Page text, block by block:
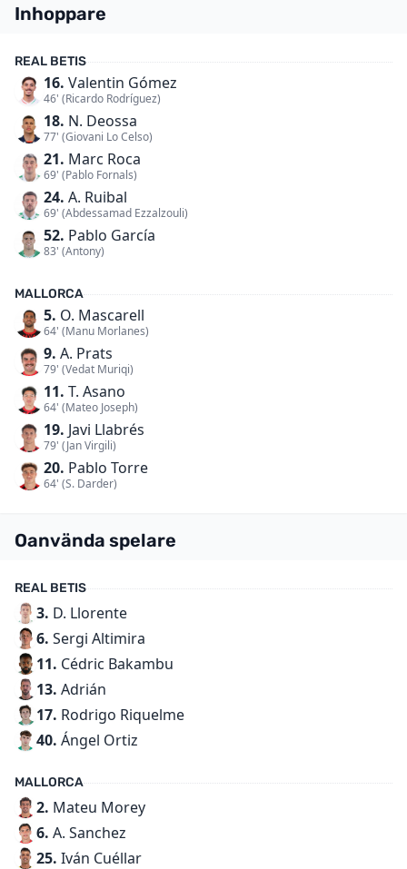
Inhoppare
REAL BETIS
16. Valentin Gómez
46' (Ricardo Rodríguez)
18. N. Deossa
77' (Giovani Lo Celso)
21. Marc Roca
69' (Pablo Fornals)
24. A. Ruibal
69' (Abdessamad Ezzalzouli)
52. Pablo García
83' (Antony)
MALLORCA
5. O. Mascarell
64' (Manu Morlanes)
9. A. Prats
79' (Vedat Muriqi)
11. T. Asano
64' (Mateo Joseph)
19. Javi Llabrés
79' (Jan Virgili)
20. Pablo Torre
64' (S. Darder)
Oanvända spelare
REAL BETIS
3. D. Llorente
6. Sergi Altimira
11. Cédric Bakambu
13. Adrián
17. Rodrigo Riquelme
40. Ángel Ortiz
MALLORCA
2. Mateu Morey
6. A. Sanchez
25. Iván Cuéllar